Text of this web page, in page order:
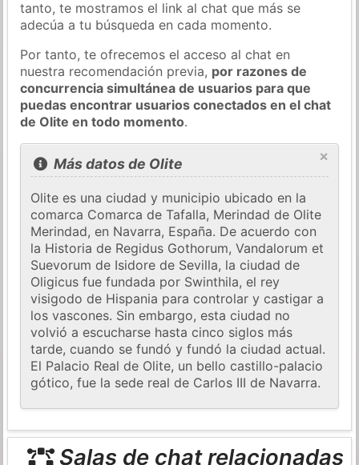
tanto, te mostramos el link al chat que más se
adecúa a tu búsqueda en cada momento.
Por tanto, te ofrecemos el acceso al chat en
nuestra recomendación previa, por razones de
concurrencia simultánea de usuarios para que
puedas encontrar usuarios conectados en el chat
de Olite en todo momento.
×
Más datos de Olite
Olite es una ciudad y municipio ubicado en la
comarca Comarca de Tafalla, Merindad de Olite
Merindad, en Navarra, España. De acuerdo con
la Historia de Regidus Gothorum, Vandalorum et
Suevorum de Isidore de Sevilla, la ciudad de
Oligicus fue fundada por Swinthila, el rey
visigodo de Hispania para controlar y castigar a
los vascones. Sin embargo, esta ciudad no
volvió a escucharse hasta cinco siglos más
tarde, cuando se fundó y fundó la ciudad actual.
El Palacio Real de Olite, un bello castillo-palacio
gótico, fue la sede real de Carlos III de Navarra.
Salas de chat relacionadas